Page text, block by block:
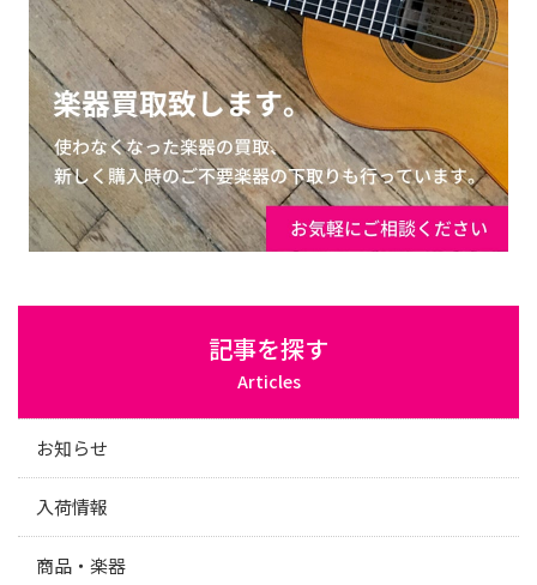
記事を探す
Articles
お知らせ
入荷情報
商品・楽器